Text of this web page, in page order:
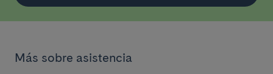
Más sobre asistencia